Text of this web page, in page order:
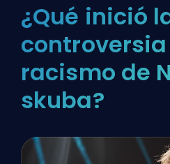
¿Qué inició
racismo de
skuba?